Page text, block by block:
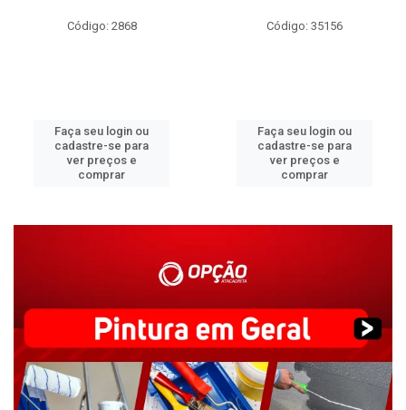
Código: 2868
Faça seu login ou
cadastre-se para
ver preços e
comprar
Código: 35156
Faça seu login ou
cadastre-se para
ver preços e
comprar